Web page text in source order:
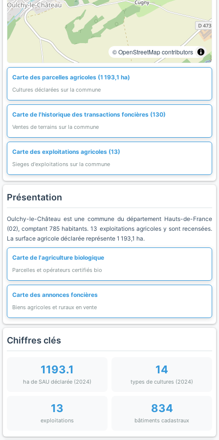
© OpenStreetMap contributors
Carte des parcelles agricoles (1 193,1 ha)
Cultures déclarées sur la commune
Carte de l'historique des transactions foncières (130)
Ventes de terrains sur la commune
Carte des exploitations agricoles (13)
Sieges d'exploitations sur la commune
Présentation
Oulchy-le-Château est une commune du département Hauts-de-France
(02), comptant 785 habitants. 13 exploitations agricoles y sont recensées.
La surface agricole déclarée représente 1 193,1 ha.
Carte de l'agriculture biologique
Parcelles et opérateurs certifiés bio
Carte des annonces foncières
Biens agricoles et ruraux en vente
Chiffres clés
1193.1
ha de SAU déclarée (2024)
14
types de cultures (2024)
13
exploitations
834
bâtiments cadastraux